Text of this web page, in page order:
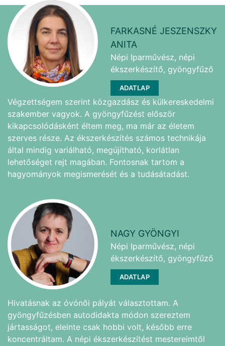
FARKASNÉ JESZENSZKY
ANITA
Népi Iparművész, népi
ékszerkészítő, gyöngyfűző
ADATLAP
Végzettségem szerint közgazdász és külkereskedelmi
szakember vagyok. A gyöngyfűzést először
kikapcsolódásként éltem meg, ma már az életem
szerves része. Az ékszerkészítés számos technikája
által mindig variálható, megújítható, korlátlan
lehetőséget rejt magában. Fontosnak tartom a
hagyományok megismerését és a tudásátadást.
NAGY GYÖNGYI
Népi Iparművész, népi
ékszerkészítő, gyöngyfűző
ADATLAP
Hivatásnak az óvónői pályát választottam. A
gyöngyfűzésben autodidakta módon szereztem
jártasságot, eleinte csak hobbi volt, később erre
koncentráltam. A népi ékszerkészítést mestereimtől